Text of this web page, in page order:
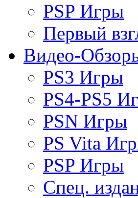
PSP Игры
Первый
Видео-
PS3 Игры
PS4-PS5
PSN Игры
PS Vita
PSP Игры
Спец.